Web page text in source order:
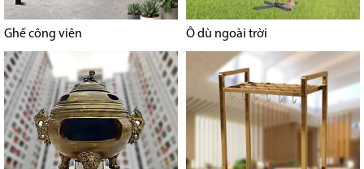
Ghế công viên Ô dù ngoài trời